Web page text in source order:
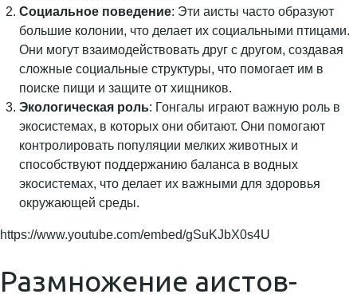
Социальное поведение: Эти аисты часто образуют
большие колонии, что делает их социальными птицами.
Они могут взаимодействовать друг с другом, создавая
сложные социальные структуры, что помогает им в
поиске пищи и защите от хищников.
Экологическая роль: Гонгалы играют важную роль в
экосистемах, в которых они обитают. Они помогают
контролировать популяции мелких животных и
способствуют поддержанию баланса в водных
экосистемах, что делает их важными для здоровья
окружающей среды.
https://www.youtube.com/embed/gSuKJbX0s4U
Размножение аистов-